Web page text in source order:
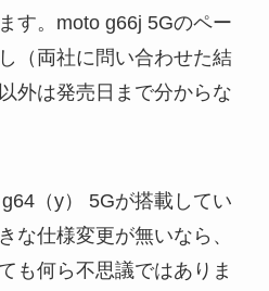
す。moto g66j 5Gのペー
（両社に問い合わせた結
外は発売日まで分からな
（y） 5Gが搭載してい
な仕様変更が無いなら、
も何ら不思議ではありま